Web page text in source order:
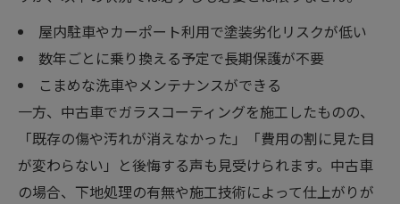
屋内駐車やカーポート利用で塗装劣化リスクが低い
数年ごとに乗り換える予定で長期保護が不要
こまめな洗車やメンテナンスができる
一方、中古車でガラスコーティングを施工したものの、
「既存の傷や汚れが消えなかった」「費用の割に見た目
が変わらない」と後悔する声も見受けられます。中古車
の場合、下地処理の有無や施工技術によって仕上がりが